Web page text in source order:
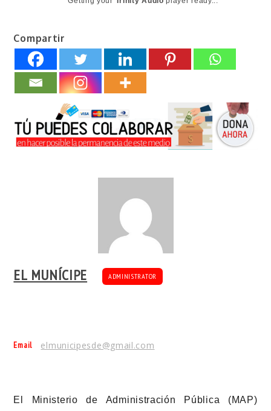
Compartir
EL MUNÍCIPE ADMINISTRATOR
Email elmunicipesde@gmail.com
El Ministerio de Administración Pública (MAP)